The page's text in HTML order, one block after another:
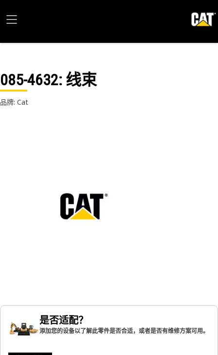
085-4632: 线束
品牌: Cat
是否适配？
添加您的设备以了解此零件是否合适，或者是否有维修方案可用。